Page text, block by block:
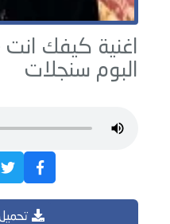
اغنية كيفك انت
البوم سنجلات